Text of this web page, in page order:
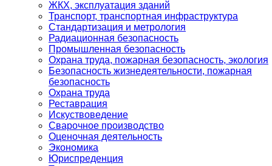
ЖКХ, эксплуатация зданий
Транспорт, транспортная инфраструктура
Стандартизация и метрология
Радиационная безопасность
Промышленная безопасность
Охрана труда, пожарная безопасность, экология
Безопасность жизнедеятельности, пожарная
безопасность
Охрана труда
Реставрация
Искуствоведение
Сварочное производство
Оценочная деятельность
Экономика
Юриспреденция